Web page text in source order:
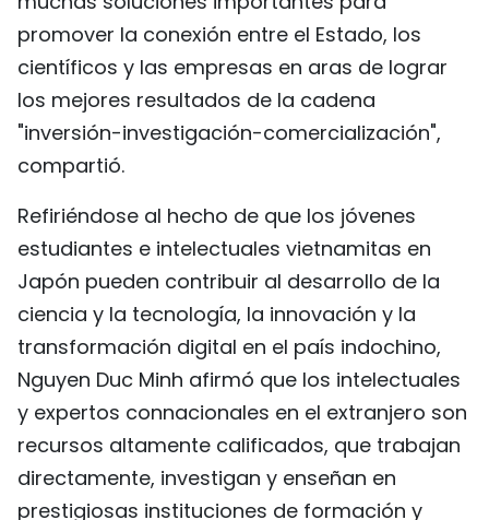
promover la conexión entre el Estado, los
científicos y las empresas en aras de lograr
los mejores resultados de la cadena
"inversión-investigación-comercialización",
compartió.
Refiriéndose al hecho de que los jóvenes
estudiantes e intelectuales vietnamitas en
Japón pueden contribuir al desarrollo de la
ciencia y la tecnología, la innovación y la
transformación digital en el país indochino,
Nguyen Duc Minh afirmó que los intelectuales
y expertos connacionales en el extranjero son
recursos altamente calificados, que trabajan
directamente, investigan y enseñan en
prestigiosas instituciones de formación y